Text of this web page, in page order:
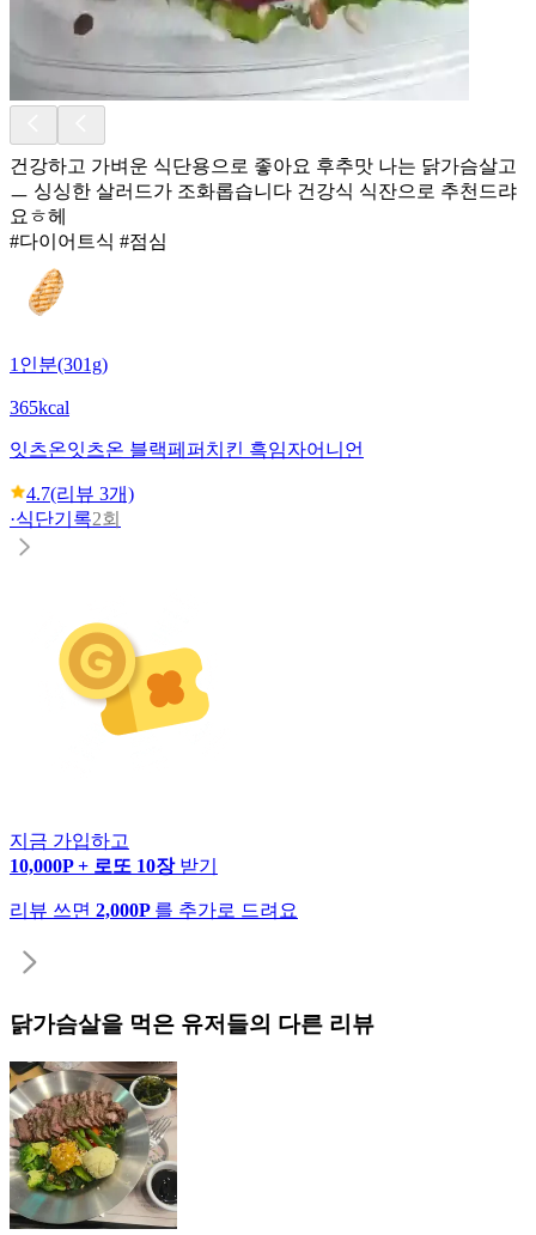
건강하고 가벼운 식단용으로 좋아요 후추맛 나는 닭가슴살고
ㅡ 싱싱한 살러드가 조화롭습니다 건강식 식잔으로 추천드랴
요ㅎ헤
#다이어트식 #점심
1인분(301g)
365kcal
잇츠온잇츠온 블랙페퍼치킨 흑임자어니언
4.7(리뷰 3개)
·식단기록2회
지금 가입하고
10,000P + 로또 10장 받기
리뷰 쓰면 2,000P 를 추가로 드려요
닭가슴살을 먹은 유저들의 다른 리뷰